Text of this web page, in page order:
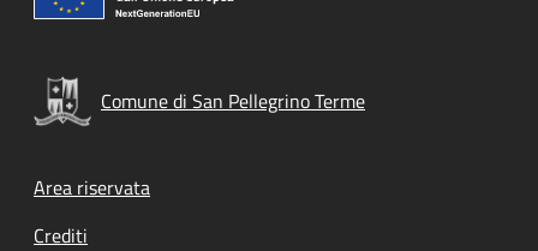
Comune di San Pellegrino Terme
Footer menu
Area riservata
Crediti